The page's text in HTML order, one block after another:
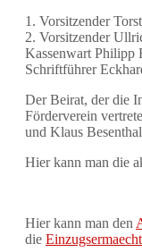
1. Vorsitzender
2. Vorsitzender
Kassenwart Philipp
Schriftführer
Der Beirat, der die
Förderverein
und Klaus
Hier kann man die
Hier kann man den
die